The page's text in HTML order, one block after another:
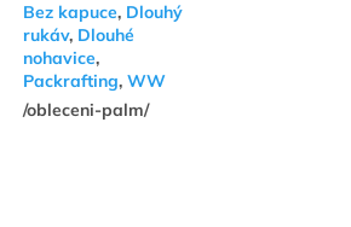
Bez kapuce, Dlouhý
rukáv, Dlouhé
nohavice,
Packrafting,WW
/obleceni-palm/